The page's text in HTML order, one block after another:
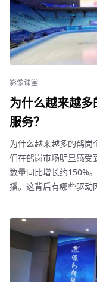
影像课堂
为什么越来越
服务？
为什么越来越多的鹤岗
们在鹤岗市场明显感受
数量同比增长约150%
播。这背后有哪些驱动